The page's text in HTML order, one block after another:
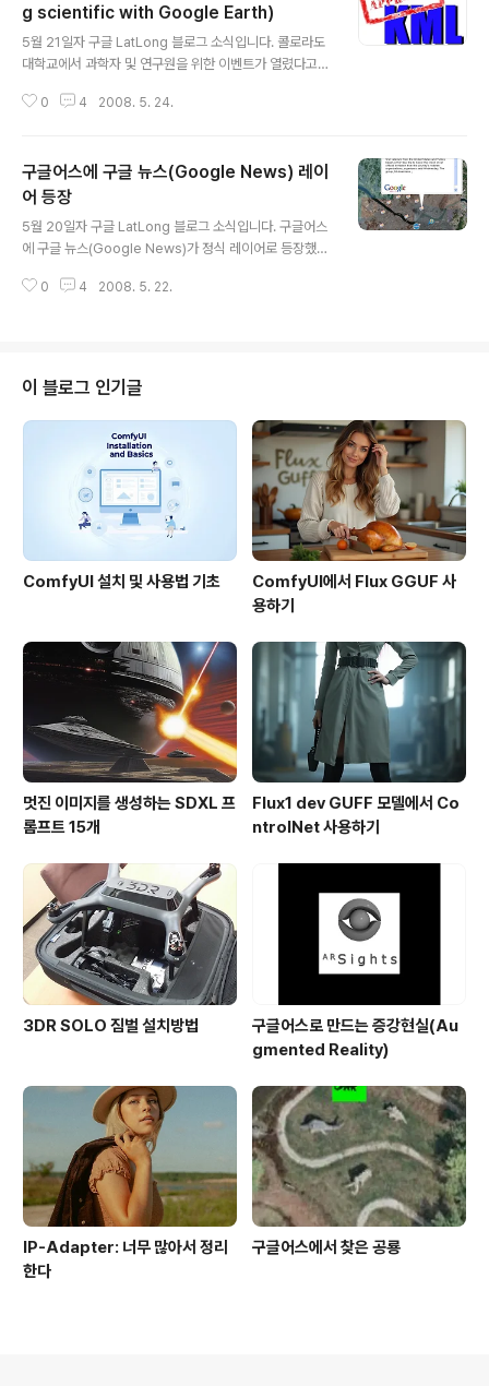
g scientific with Google Earth)
5월 21일자 구글 LatLong 블로그 소식입니다. 콜로라도
대학교에서 과학자 및 연구원을 위한 이벤트가 열렸다고
적 연구 성과를 쉽게 보여주고 의사소통할 수 있는 방법"에
교육, 문화 등 다양한 주제에 대한 KML이 올려져 있습니
다. 엊그제 소개시켜 드린 지구온난화에 관한 KML가 좋은
예가 되겠죠. 하지만, 아직도 과학자나 연구자들이 구글어
스나 KML을 활용하여 자신들의 성과를 알리는 것은 제한
이 많다고 할 수 있습니다. "구글어스에서 관심장소 공유하
는 방법"에는 KML을 쉽게 사용하는 방법이 설명되어 있지
0 4 2008. 5. 24.
구글어스에 구글 뉴스(Google News) 레이
어 등장
5월 20일자 구글 LatLong 블로그 소식입니다. 구글어스
에 구글 뉴스(Google News)가 정식 레이어로 등장했다
쉬업에 대한 글이 여러 개 있습니다. 뉴스 속의 구글맵, 구
지도, 중국 폭설 지도 등과 같이 1회성 지도를 만드는 예는
수없이 많고요. 이와 같이 지도와 뉴스를 결합한다는 것은,
매일 매일 수많은 뉴스가 쏟아져 나오는 세상에서 내게 필
요한 뉴스만 선별하는 또 다른 방법이 생긴다는 것을 의미
합니다. 그러나, 지도와 뉴스를 결합하기 쉽지 않습니다. 모
0 4 2008. 5. 22.
이 블로그 인기글
ComfyUI 설치 및 사용법 기초
ComfyUI에서 Flux GGUF 사
용하기
멋진 이미지를 생성하는 SDXL 프
롬프트 15개
Flux1 dev GUFF 모델에서 Co
ntrolNet 사용하기
3DR SOLO 짐벌 설치방법
구글어스로 만드는 증강현실(Au
gmented Reality)
IP-Adapter: 너무 많아서 정리
한다
구글어스에서 찾은 공룡